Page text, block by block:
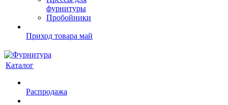
фурнитуры
Пробойники
Приход товара май
Каталог
Распродажа